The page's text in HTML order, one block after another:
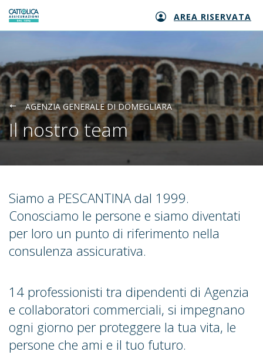
Generali logo AREA RISERVATA
AGENZIA GENERALE DI DOMEGLIARA
Il nostro team
Siamo a PESCANTINA dal 1999.
Conosciamo le persone e siamo diventati
per loro un punto di riferimento nella
consulenza assicurativa.
14 professionisti tra dipendenti di Agenzia
e collaboratori commerciali, si impegnano
ogni giorno per proteggere la tua vita, le
persone che ami e il tuo futuro.